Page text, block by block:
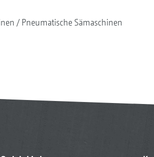
Pneumatische Sämaschinen